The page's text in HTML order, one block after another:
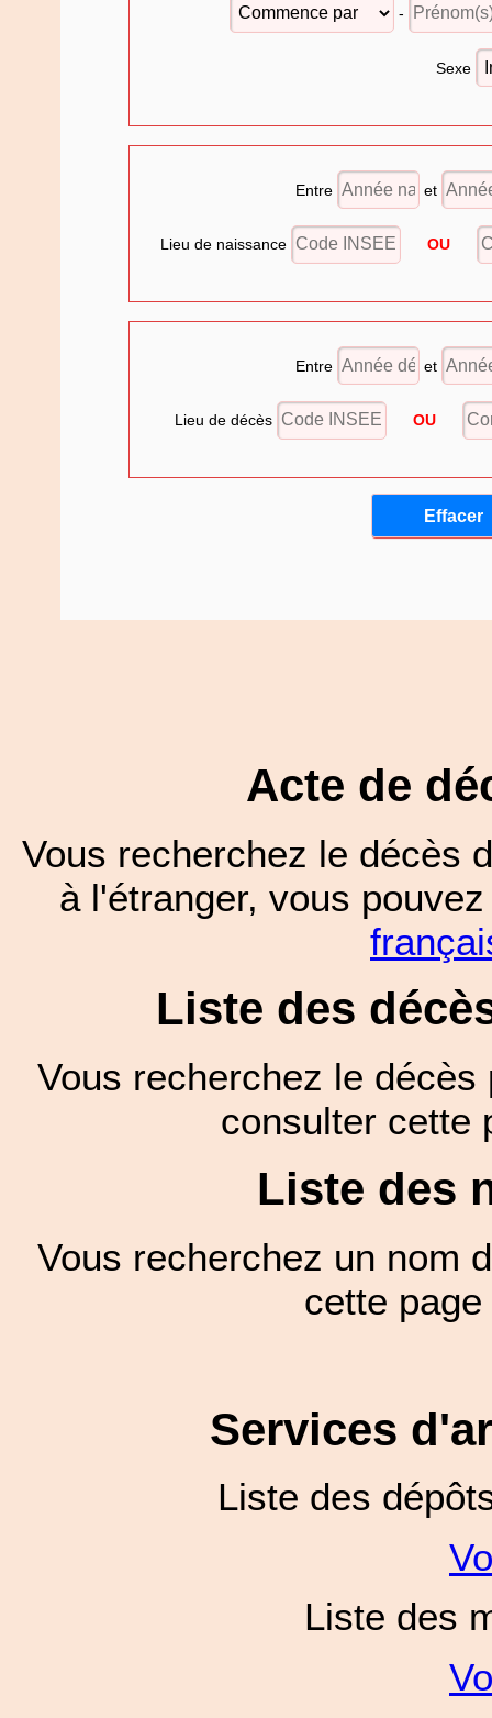
-
Sexe
Entre et
Lieu de naissance OU
Entre et
Lieu de décès OU
Acte de
Vous recherchez le décès
à l'étranger, vous
Liste des
Vous recherchez le
consulter
Liste des
Vous recherchez un nom
cette
Services
Liste des
Liste des